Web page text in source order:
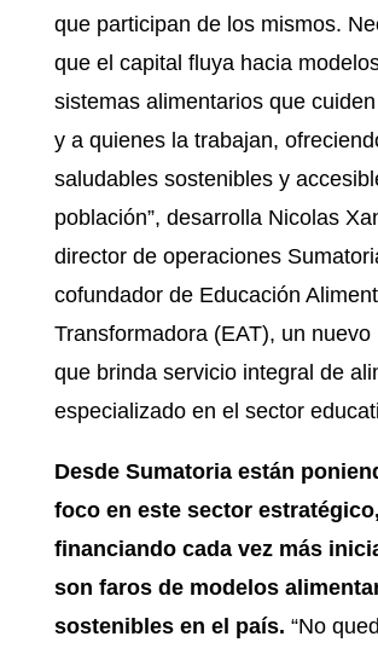
que participan de los mismos.
que el capital fluya hacia
sistemas alimentarios que
y a quienes la trabajan,
saludables sostenibles y
población”, desarrolla Nicolas
director de operaciones
cofundador de Educación
Transformadora (EAT), un nuevo
que brinda servicio integral de
especializado en el sector
Desde Sumatoria están
foco en este sector
financiando cada vez más
son faros de modelos
sostenibles en el país. “No